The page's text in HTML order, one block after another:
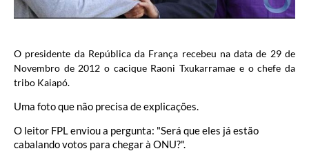
O presidente da República da França recebeu na data de 29 de
Novembro de 2012 o cacique Raoni Txukarramae e o chefe da
tribo Kaiapó.
Uma foto que não precisa de explicações.
O leitor FPL enviou a pergunta: "Será que eles já estão
cabalando votos para chegar à ONU?".